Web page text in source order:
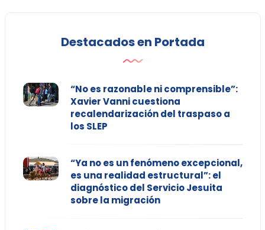
Destacados en Portada
“No es razonable ni comprensible”:
Xavier Vanni cuestiona
recalendarización del traspaso a
los SLEP
“Ya no es un fenómeno excepcional,
es una realidad estructural”: el
diagnóstico del Servicio Jesuita
sobre la migración